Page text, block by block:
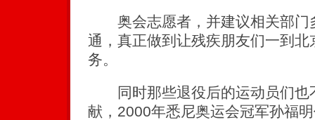
奥会志愿者，并建议相关部门
通，真正做到让残疾朋友们一到
务。
同时那些退役后的运动员们也
献，2000年悉尼奥运会冠军孙福